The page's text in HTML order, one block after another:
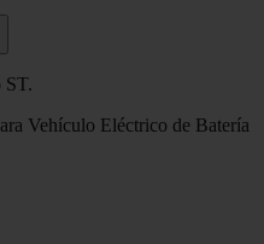
ST.
Vehículo Eléctrico de Batería